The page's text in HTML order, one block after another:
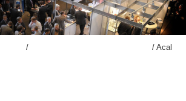
/ / Acal